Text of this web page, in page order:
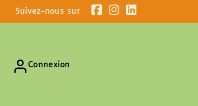
Suivez-nous sur
Connexion